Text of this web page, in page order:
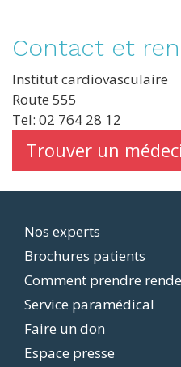
Contact et
Institut cardiovasculaire
Route 555
Tel: 02 764 28 12
Trouver un
Footer
menu
Nos experts
Brochures patients
Comment prendre
Service paramédical
Faire un don
Espace presse